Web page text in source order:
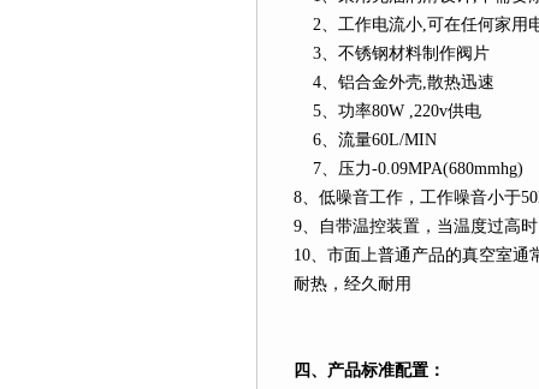
2、工作电流小,可在任何家用
3、不锈钢材料制作阀片
4、铝合金外壳,散热迅速
5、功率80W ,220v供电
6、流量60L/MIN
7、压力-0.09MPA(680mmhg)
8、低噪音工作，工作噪音小于
9、自带温控装置，当温度过高
10、市面上普通产品的真空室通
耐热，经久耐用
四、产品标准配置：